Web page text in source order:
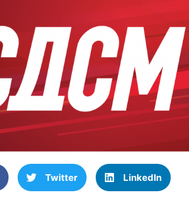
Twitter LinkedIn